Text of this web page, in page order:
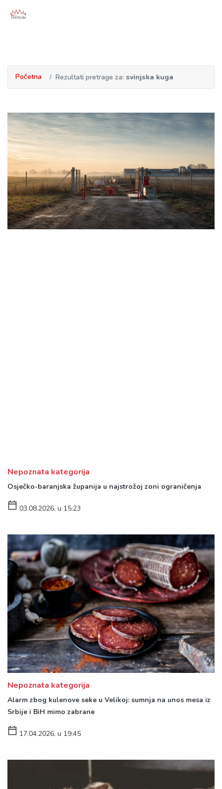
Početna Rezultati pretrage za: svinjska kuga
Nepoznata kategorija
Osječko-baranjska županija u najstrožoj zoni ograničenja
03.08.2026. u 15:23
Nepoznata kategorija
Alarm zbog kulenove seke u Velikoj: sumnja na unos mesa iz
Srbije i BiH mimo zabrane
17.04.2026. u 19:45